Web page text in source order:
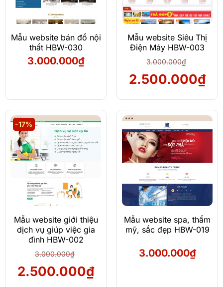
Mẫu website bán đồ nội
thất HBW-030
3.000.000₫
Mẫu website Siêu Thị
Điện Máy HBW-003
3.000.000₫
Giá
là:
3.000.000₫.
2.500.000₫Giá
tại
là:
-17%
Mẫu website giới thiệu
dịch vụ giúp việc gia
đình HBW-002
3.000.000₫
Giá
2.500.000₫Giá
Mẫu website spa, thẩm
mỹ, sắc đẹp HBW-019
3.000.000₫